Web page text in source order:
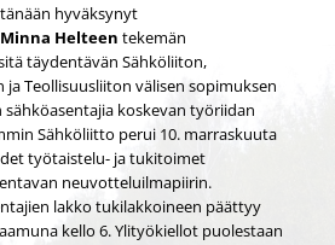
hyväksynyt
Minna Helteen tekemän
täydentävän Sähköliiton,
Teollisuusliiton välisen sopimuksen
koskevan työriidan
Sähköliitto perui 10. marraskuuta
työtaistelu- ja tukitoimet
neuvotteluilmapiirin.
lakko tukilakkoineen päättyy
kello 6. Ylityökiellot puolestaan